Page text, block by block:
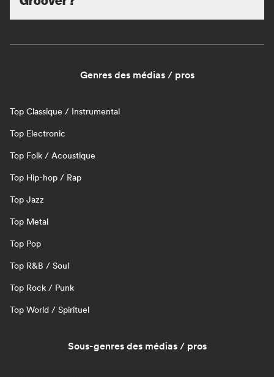
Genres des médias / pros
Top Classique / Instrumental
Top Electronic
Top Folk / Acoustique
Top Hip-hop / Rap
Top Jazz
Top Metal
Top Pop
Top R&B / Soul
Top Rock / Punk
Top World / Spirituel
Sous-genres des médias / pros